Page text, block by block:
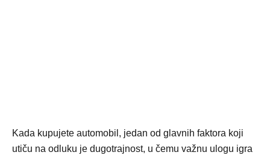
Kada kupujete automobil, jedan od glavnih faktora koji
utiču na odluku je dugotrajnost, u čemu važnu ulogu igra